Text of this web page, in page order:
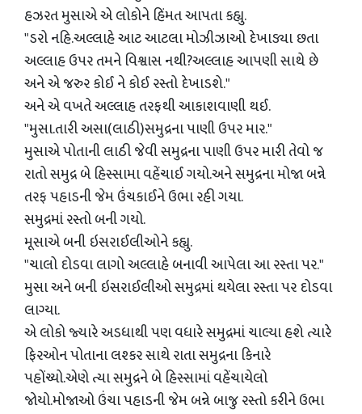
હઝરત મુસાએ એ લોકોને હિંમત આપતા કહ્યુ.
"ડરો નહિ.અલ્લાહે આટ આટલા મોઝીઝાઓ દેખાડ્યા છતા
અલ્લાહ ઉપર તમને વિશ્વાસ નથી?અલ્લાહ આપણી સાથે છે
અને એ જરુર કોઈ ને કોઈ રસ્તો દેખાડશે."
અને એ વખતે અલ્લાહ તરફથી આકાશવાણી થઈ.
"મુસા.તારી અસા(લાઠી)સમુદ્રના પાણી ઉપર માર."
મુસાએ પોતાની લાઠી જેવી સમુદ્રના પાણી ઉપર મારી તેવો જ
રાતો સમુદ્ર બે હિસ્સામા વહેંચાઈ ગયો.અને સમુદ્રના મોજા બન્ને
તરફ પહાડની જેમ ઉંચકાઈને ઉભા રહી ગયા.
સમુદ્રમાં રસ્તો બની ગયો.
મૂસાએ બની ઇસરાઈલીઓને કહ્યુ.
"ચાલો દોડવા લાગો અલ્લાહે બનાવી આપેલા આ રસ્તા પર."
મુસા અને બની ઇસરાઈલીઓ સમુદ્રમાં થયેલા રસ્તા પર દોડવા
લાગ્યા.
એ લોકો જ્યારે અડધાથી પણ વધારે સમુદ્રમાં ચાલ્યા હશે ત્યારે
ફિરઓન પોતાના લશ્કર સાથે રાતા સમુદ્રના કિનારે
પહોંચ્યો.એણે ત્યા સમુદ્રને બે હિસ્સામાં વહેંચાયેલો
જોયો.મોજાઓ ઉંચા પહાડની જેમ બન્ને બાજુ રસ્તો કરીને ઉભા